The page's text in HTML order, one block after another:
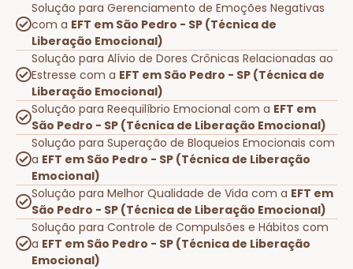
Solução para Gerenciamento de Emoções Negativas
com a EFT em São Pedro - SP (Técnica de
Liberação Emocional)
Solução para Alívio de Dores Crônicas Relacionadas ao
Estresse com a EFT em São Pedro - SP (Técnica de
Liberação Emocional)
Solução para Reequilíbrio Emocional com a EFT em
São Pedro - SP (Técnica de Liberação Emocional)
Solução para Superação de Bloqueios Emocionais com
a EFT em São Pedro - SP (Técnica de Liberação
Emocional)
Solução para Melhor Qualidade de Vida com a EFT em
São Pedro - SP (Técnica de Liberação Emocional)
Solução para Controle de Compulsões e Hábitos com
a EFT em São Pedro - SP (Técnica de Liberação
Emocional)